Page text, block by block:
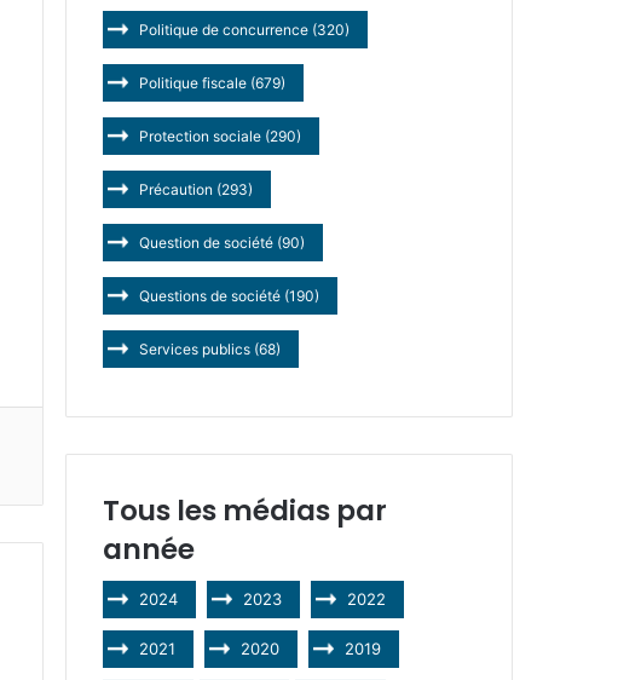
Politique de concurrence (320)
Politique fiscale (679)
Protection sociale (290)
Précaution (293)
Question de société (90)
Questions de société (190)
Services publics (68)
Tous les médias par
année
2024 2023 2022
2021 2020 2019